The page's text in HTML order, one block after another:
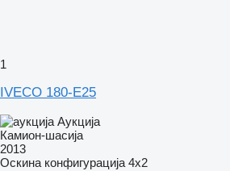
1
IVECO 180-E25
Аукција
Камион-шасија
2013
Оскина конфигурација 4x2